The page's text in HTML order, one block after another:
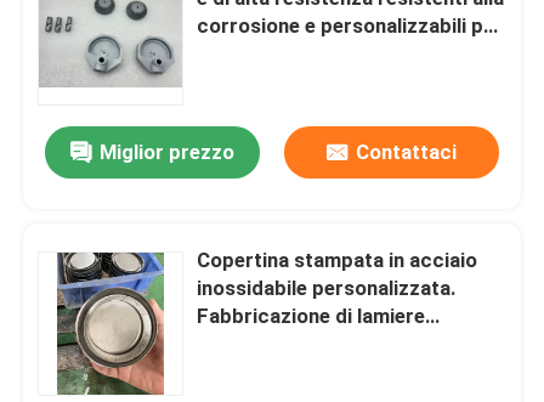
corrosione e personalizzabili per
Miglior prezzo Contattaci
Copertina stampata in acciaio
inossidabile personalizzata.
Fabbricazione di lamiere